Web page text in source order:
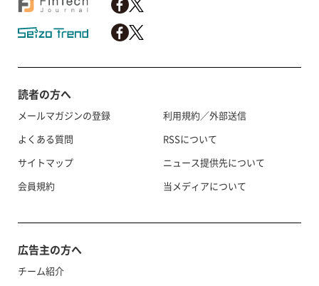
読者の方へ
メールマガジンの登録
よくある質問
サイトマップ
会員規約
利用規約／外部送信
RSSについて
ニュース提供先について
当メディアについて
広告主の方へ
チーム紹介